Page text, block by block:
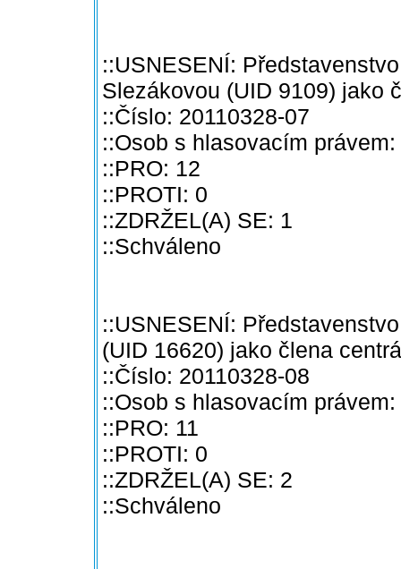
::USNESENÍ:
Slezákovou (UID 9109) jako
::Číslo: 20110328-07
::Osob s hlasovacím právem:
::PRO: 12
::PROTI: 0
::ZDRŽEL(A) SE: 1
::Schváleno
::USNESENÍ:
(UID 16620) jako člena
::Číslo: 20110328-08
::Osob s hlasovacím právem:
::PRO: 11
::PROTI: 0
::ZDRŽEL(A) SE: 2
::Schváleno